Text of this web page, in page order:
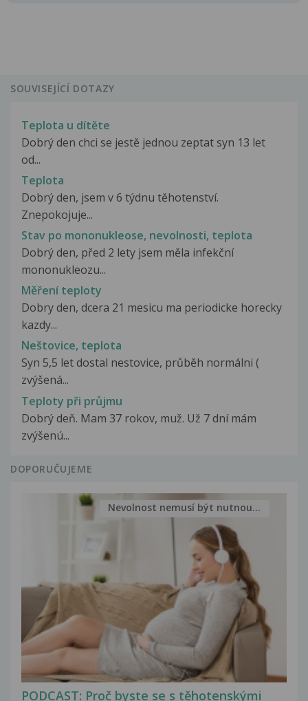
SOUVISEJÍCÍ DOTAZY
Teplota u dítěte
Dobrý den chci se jestě jednou zeptat syn 13 let
od...
Teplota
Dobrý den, jsem v 6 týdnu těhotenství.
Znepokojuje...
Stav po mononukleose, nevolnosti, teplota
Dobrý den, před 2 lety jsem měla infekční
mononukleozu...
Měření teploty
Dobry den, dcera 21 mesicu ma periodicke horecky
kazdy...
Neštovice, teplota
Syn 5,5 let dostal nestovice, průběh normálni (
zvýšená...
Teploty při průjmu
Dobrý deň. Mam 37 rokov, muž. Už 7 dní mám
zvýšenú...
DOPORUČUJEME
PODCAST: Proč byste se s těhotenskými
Nevolnost nemusí být nutnou...